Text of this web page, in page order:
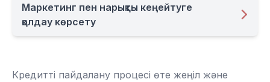
Маркетинг пен нарықты кеңейтуге
қолдау көрсету
Кредитті пайдалану процесі өте жеңіл және